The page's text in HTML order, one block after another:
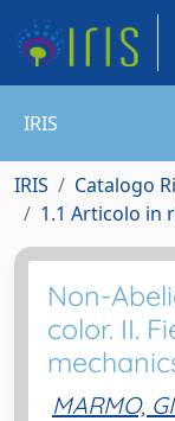
IRIS
IRIS Catalogo
1.1 Articolo in
Non-
color. II.
MARMO,